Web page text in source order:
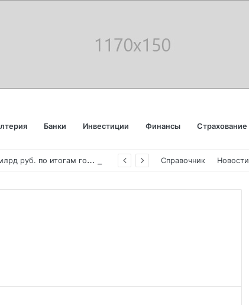
Банки Инвестиции Финансы Страхование
«
Аэрофлот» отчитался об убытке в 123 млрд руб. по итогам года пандемии Справочник Новости